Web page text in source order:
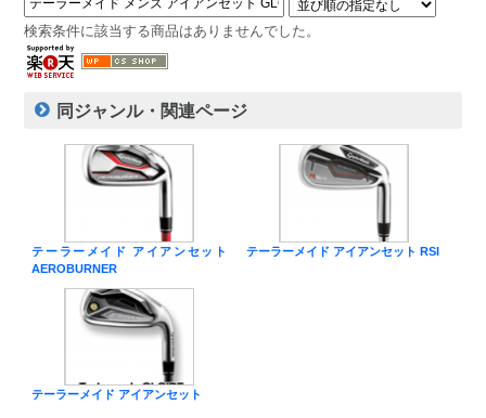
検索条件に該当する商品はありませんでした。
同ジャンル・関連ページ
テーラーメイド アイアンセット
AEROBURNER
テーラーメイド アイアンセット RSI
テーラーメイド アイアンセット